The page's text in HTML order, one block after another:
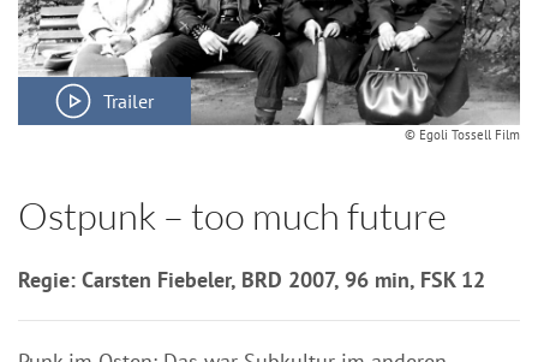
Trailer
© Egoli Tossell Film
Ostpunk – too much future
Regie: Carsten Fiebeler, BRD 2007, 96 min, FSK 12